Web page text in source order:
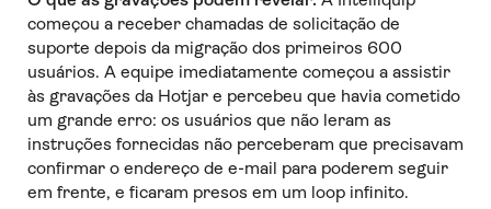
começou a receber chamadas de solicitação de
suporte depois da migração dos primeiros 600
usuários. A equipe imediatamente começou a assistir
às gravações da Hotjar e percebeu que havia cometido
um grande erro: os usuários que não leram as
instruções fornecidas não perceberam que precisavam
confirmar o endereço de e-mail para poderem seguir
em frente, e ficaram presos em um loop infinito.